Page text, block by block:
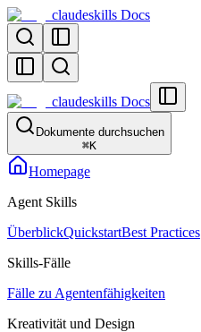
claudeskills Docs
claudeskills Docs
Dokumente durchsuchen
⌘K
Homepage
Agent Skills
ÜberblickQuickstartBest Practices
Skills-Fälle
Fälle zu Agentenfähigkeiten
Kreativität und Design